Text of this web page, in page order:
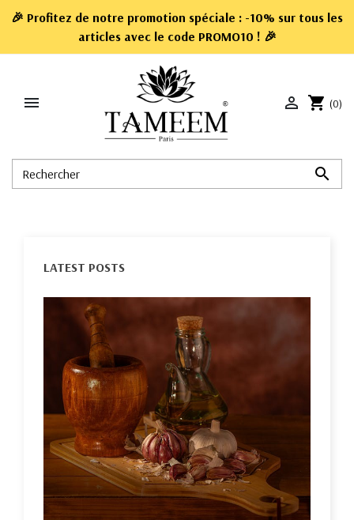
🎉 Profitez de notre promotion spéciale : -10% sur tous les
articles avec le code PROMO10 ! 🎉


 shopping_cart (0)
LATEST POSTS